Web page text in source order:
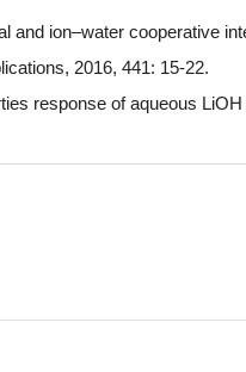
and ion–water cooperative
2016, 441: 15-22.
response of aqueous